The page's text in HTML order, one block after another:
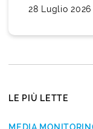
28 Luglio 2026
LE PIÙ LETTE
MEDIA